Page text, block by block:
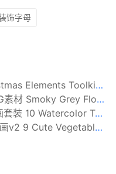
饰字母
Elements Toolkit Vol.2
Florals Watercolor Design Set
Tropical Flower Illustration
Vector Illustration Vol.2